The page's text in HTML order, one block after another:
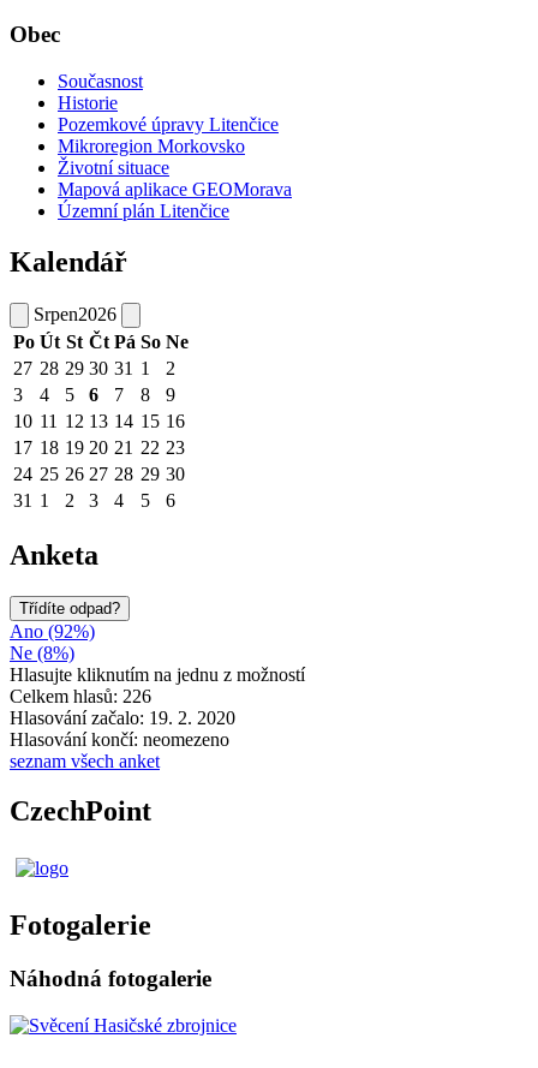
Obec
Současnost
Historie
Pozemkové úpravy Litenčice
Mikroregion Morkovsko
Životní situace
Mapová aplikace GEOMorava
Územní plán Litenčice
Kalendář
Srpen2026
Po Út St Čt Pá So Ne
27 28 29 30 31 1
2
3
4 5 6 7 8
9
10 11 12 13 14 15 16
17 18 19 20 21 22 23
24 25 26 27 28 29 30
31 1 2 3 4 5 6
Anketa
Třídíte odpad?
Ano (92%)
Ne (8%)
Hlasujte kliknutím na jednu z možností
Celkem hlasů: 226
Hlasování začalo: 19. 2. 2020
Hlasování končí: neomezeno
seznam všech anket
CzechPoint
Fotogalerie
Náhodná fotogalerie